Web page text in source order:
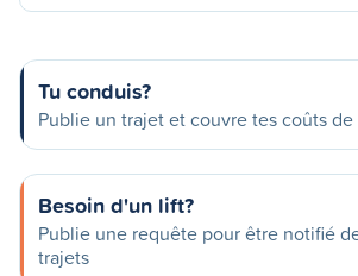
Tu conduis?
Publie un trajet et couvre tes coûts
Besoin d'un lift?
Publie une requête pour être notifié
trajets